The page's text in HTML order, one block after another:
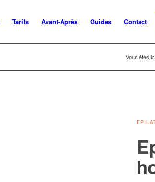
Tarifs Avant-Après Guides Contact
Vous êtes